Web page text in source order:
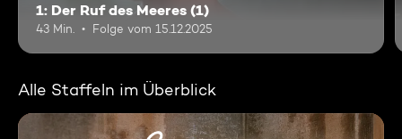
1: Der Ruf des Meeres (1)
43 Min. Folge vom 15.12.2025
Alle Staffeln im Überblick